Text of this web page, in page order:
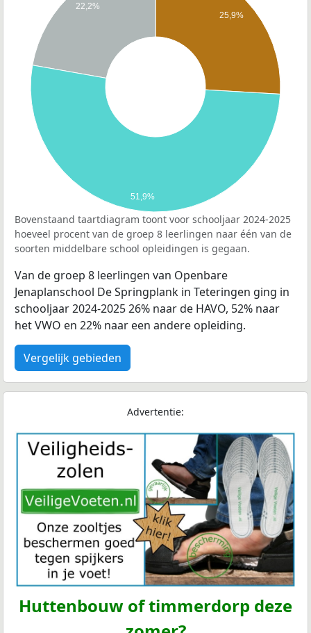
25,9%
22,2%
51,9%
Bovenstaand taartdiagram toont voor schooljaar 2024-2025
hoeveel procent van de groep 8 leerlingen naar één van de
soorten middelbare school opleidingen is gegaan.
Van de groep 8 leerlingen van Openbare
Jenaplanschool De Springplank in Teteringen ging in
schooljaar 2024-2025 26% naar de HAVO, 52% naar
het VWO en 22% naar een andere opleiding.
Vergelijk gebieden
Advertentie:
Huttenbouw of timmerdorp deze